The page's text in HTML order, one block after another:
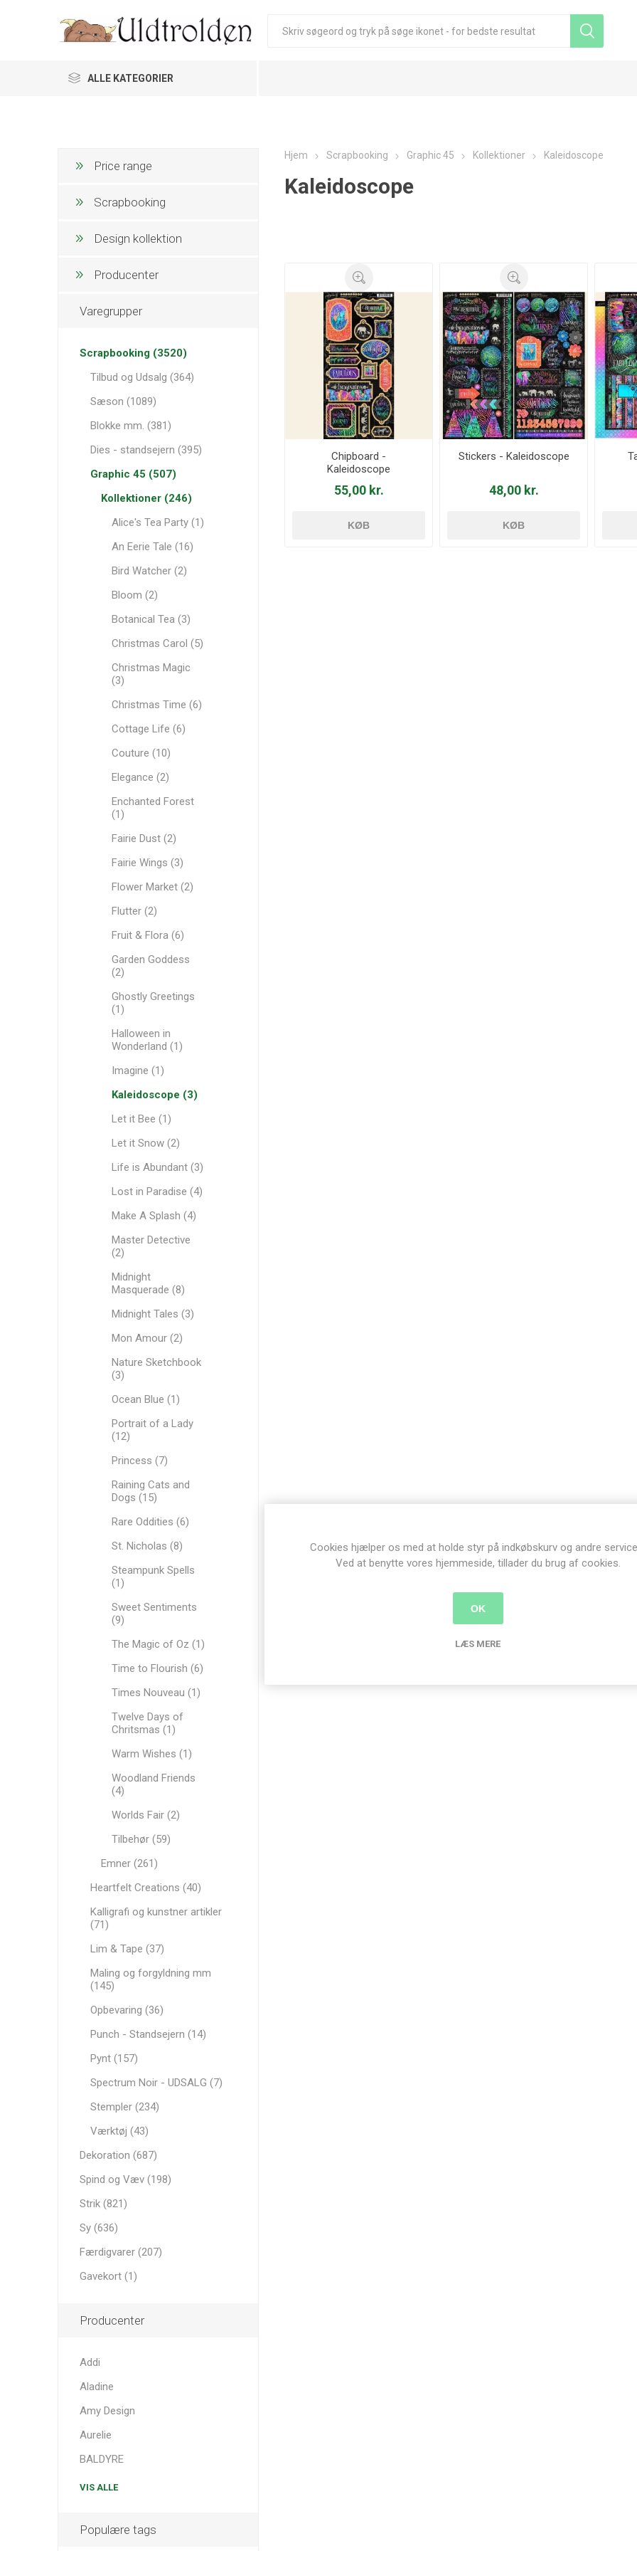
ALLE KATEGORIER
Hjem Scrapbooking Graphic 45 Kollektioner Kaleidoscope
Kaleidoscope
Chipboard -
Kaleidoscope
55,00 kr.
KØB
Stickers - Kaleidoscope
48,00 kr.
KØB
Price range
Scrapbooking
Design kollektion
Producenter
Varegrupper
Scrapbooking (3520)
Tilbud og Udsalg (364)
Sæson (1089)
Blokke mm. (381)
Dies - standsejern (395)
Graphic 45 (507)
Kollektioner (246)
Alice's Tea Party (1)
An Eerie Tale (16)
Bird Watcher (2)
Bloom (2)
Botanical Tea (3)
Christmas Carol (5)
Christmas Magic
(3)
Christmas Time (6)
Cottage Life (6)
Couture (10)
Elegance (2)
Enchanted Forest
(1)
Fairie Dust (2)
Fairie Wings (3)
Flower Market (2)
Flutter (2)
Fruit & Flora (6)
Garden Goddess
(2)
Ghostly Greetings
(1)
Halloween in
Wonderland (1)
Imagine (1)
Kaleidoscope (3)
Let it Bee (1)
Let it Snow (2)
Life is Abundant (3)
Lost in Paradise (4)
Make A Splash (4)
Master Detective
(2)
Midnight
Masquerade (8)
Midnight Tales (3)
Mon Amour (2)
Nature Sketchbook
(3)
Ocean Blue (1)
Portrait of a Lady
(12)
Princess (7)
Raining Cats and
Dogs (15)
Rare Oddities (6)
St. Nicholas (8)
Steampunk Spells
(1)
Sweet Sentiments
(9)
The Magic of Oz (1)
Time to Flourish (6)
Times Nouveau (1)
Twelve Days of
Chritsmas (1)
Warm Wishes (1)
Woodland Friends
(4)
Worlds Fair (2)
Tilbehør (59)
Emner (261)
Heartfelt Creations (40)
Kalligrafi og kunstner artikler
(71)
Lim & Tape (37)
Maling og forgyldning mm
(145)
Opbevaring (36)
Punch - Standsejern (14)
Pynt (157)
Spectrum Noir - UDSALG (7)
Stempler (234)
Værktøj (43)
Dekoration (687)
Spind og Væv (198)
Strik (821)
Sy (636)
Færdigvarer (207)
Gavekort (1)
Producenter
Addi
Aladine
Amy Design
Aurelie
BALDYRE
VIS ALLE
Populære tags
Cookies hjælper os med at holde styr på indkøbskurv og andre
Ved at benytte vores hjemmeside, tillader du brug af cookies.
OK
LÆS MERE